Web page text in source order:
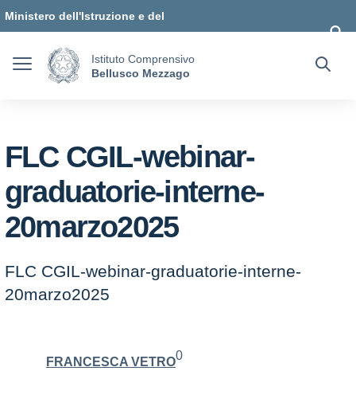
Ministero dell'Istruzione e del
Istituto Comprensivo
Bellusco Mezzago
FLC CGIL-webinar-
graduatorie-interne-
20marzo2025
FLC CGIL-webinar-graduatorie-interne-
20marzo2025
FRANCESCA VETRO0